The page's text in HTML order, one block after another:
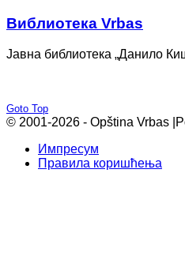
Bиблиотека Vrbas
Јавна библиотека „Данило
Goto Top
© 2001-2026 - Opština Vrbas |
Импресум
Правила коришћења